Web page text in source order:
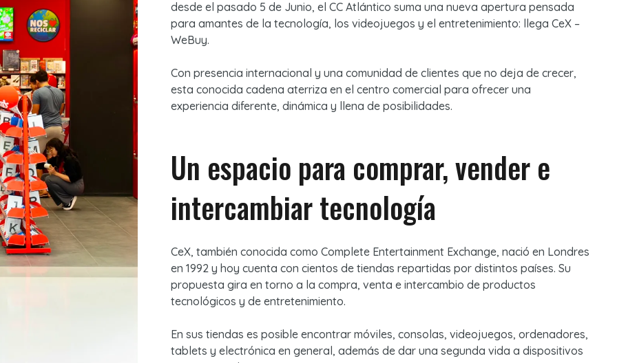
desde el pasado 5 de Junio, el CC Atlántico suma una nueva apertura pensada
para amantes de la tecnología, los videojuegos y el entretenimiento: llega CeX –
WeBuy.
Con presencia internacional y una comunidad de clientes que no deja de crecer,
esta conocida cadena aterriza en el centro comercial para ofrecer una
experiencia diferente, dinámica y llena de posibilidades.
Un espacio para comprar, vender e
intercambiar tecnología
CeX, también conocida como Complete Entertainment Exchange, nació en Londres
en 1992 y hoy cuenta con cientos de tiendas repartidas por distintos países. Su
propuesta gira en torno a la compra, venta e intercambio de productos
tecnológicos y de entretenimiento.
En sus tiendas es posible encontrar móviles, consolas, videojuegos, ordenadores,
tablets y electrónica en general, además de dar una segunda vida a dispositivos